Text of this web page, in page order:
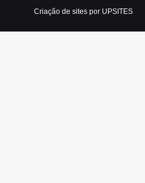
Criação de sites por UPSITES